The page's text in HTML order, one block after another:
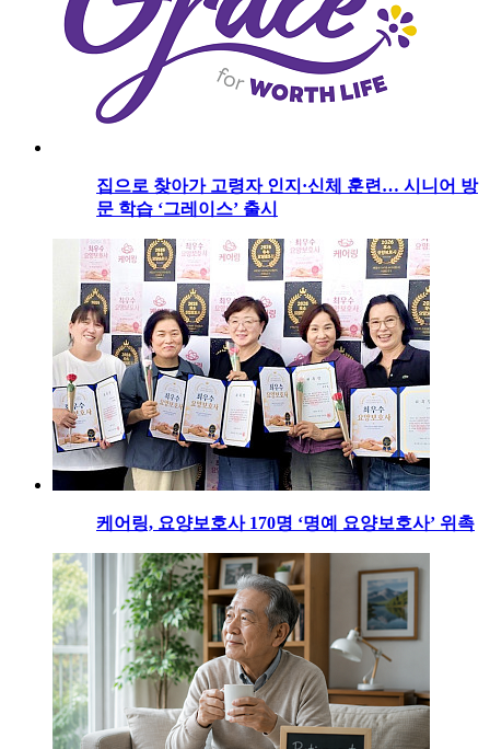
집으로 찾아가 고령자 인지·신체 훈련… 시니어 방
문 학습 ‘그레이스’ 출시
케어링, 요양보호사 170명 ‘명예 요양보호사’ 위촉